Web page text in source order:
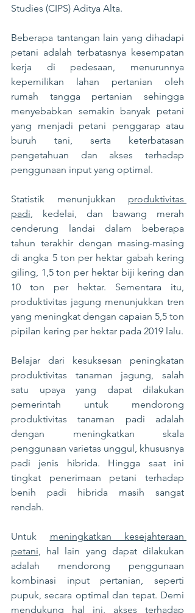
Studies (CIPS) Aditya Alta.
Beberapa tantangan lain yang dihadapi
petani adalah terbatasnya kesempatan
kerja di pedesaan, menurunnya
kepemilikan lahan pertanian oleh
rumah tangga pertanian sehingga
menyebabkan semakin banyak petani
yang menjadi petani penggarap atau
buruh tani, serta keterbatasan
pengetahuan dan akses terhadap
penggunaan input yang optimal.
Statistik menunjukkan produktivitas
padi, kedelai, dan bawang merah
cenderung landai dalam beberapa
tahun terakhir dengan masing-masing
di angka 5 ton per hektar gabah kering
giling, 1,5 ton per hektar biji kering dan
10 ton per hektar. Sementara itu,
produktivitas jagung menunjukkan tren
yang meningkat dengan capaian 5,5 ton
pipilan kering per hektar pada 2019 lalu.
Belajar dari kesuksesan peningkatan
produktivitas tanaman jagung, salah
satu upaya yang dapat dilakukan
pemerintah untuk mendorong
produktivitas tanaman padi adalah
dengan meningkatkan skala
penggunaan varietas unggul, khususnya
padi jenis hibrida. Hingga saat ini
tingkat penerimaan petani terhadap
benih padi hibrida masih sangat
rendah.
Untuk meningkatkan kesejahteraan
petani, hal lain yang dapat dilakukan
adalah mendorong penggunaan
kombinasi input pertanian, seperti
pupuk, secara optimal dan tepat. Demi
mendukung hal ini, akses terhadap